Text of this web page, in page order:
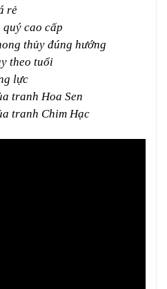
rẻ
cao cấp
thủy đúng hướng
theo tuổi
lực
tranh Hoa Sen
tranh Chim Hạc